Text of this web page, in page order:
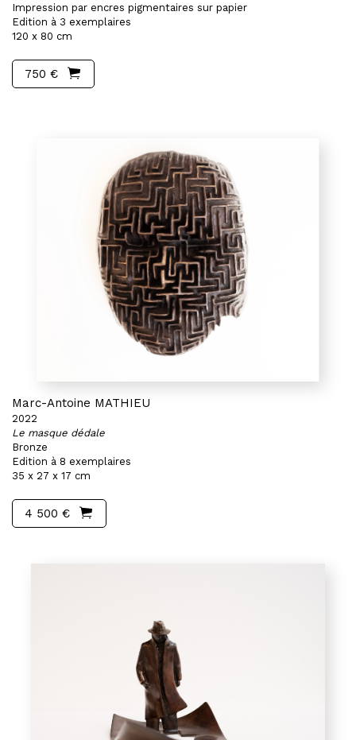
Impression par encres pigmentaires sur papier
Edition à 3 exemplaires
120 x 80 cm
750 €
Marc-Antoine MATHIEU
2022
Le masque dédale
Bronze
Edition à 8 exemplaires
35 x 27 x 17 cm
4 500 €